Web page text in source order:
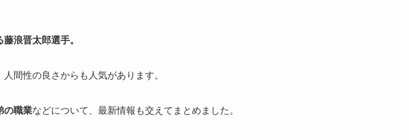
浪晋太郎選手。
間性の良さからも人気があります。
の職業などについて、最新情報も交えてまとめました。